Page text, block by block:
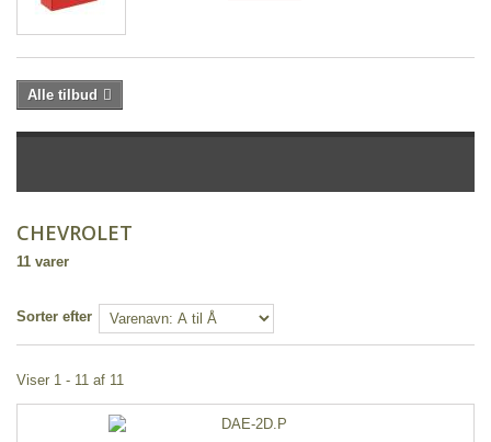
Alle tilbud
CHEVROLET
11 varer
Sorter efter
Viser 1 - 11 af 11